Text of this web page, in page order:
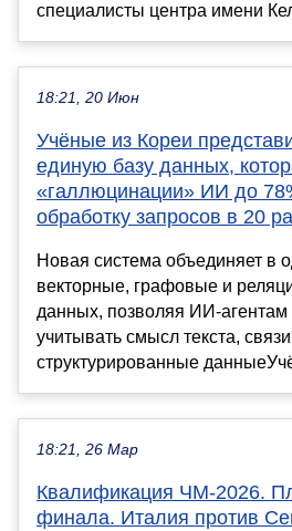
специалисты центра имени
18:21, 20 Июн
Учёные из Кореи
единую базу данных,
«галлюцинации» ИИ до
обработку запросов в 20
Новая система объединяет в
векторные, графовые и
данных, позволяя ИИ-
учитывать смысл текста,
структурированные
18:21, 26 Мар
Квалификация ЧМ-2026.
финала. Италия против